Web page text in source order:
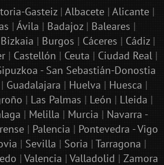
Gasteiz| Albacete| Alicante|
| Ávila | Badajoz| Baleares |
| Burgos | Cáceres | Cádiz|
| Castellón | Ceuta | Ciudad Real|
- San Sebastián-Donostia
| Guadalajara | Huelva | Huesca |
| Las Palmas | León | Lleida |
| Melilla | Murcia | Navarra -
| Palencia | Pontevedra - Vigo
| Sevilla | Soria | Tarragona |
| Valencia | Valladolid | Zamora